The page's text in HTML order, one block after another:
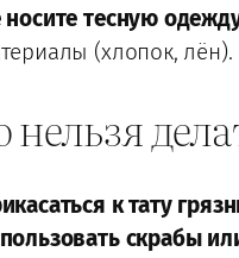
носите тесную
(хлопок, лён).
нельзя
к тату
скрабы